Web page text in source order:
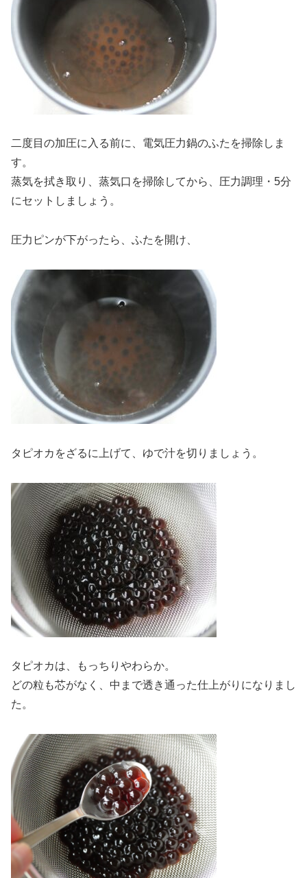
二度目の加圧に入る前に、電気圧力鍋のふたを掃除しま
す。
蒸気を拭き取り、蒸気口を掃除してから、圧力調理・5分
にセットしましょう。
圧力ピンが下がったら、ふたを開け、
タピオカをざるに上げて、ゆで汁を切りましょう。
タピオカは、もっちりやわらか。
どの粒も芯がなく、中まで透き通った仕上がりになりまし
た。